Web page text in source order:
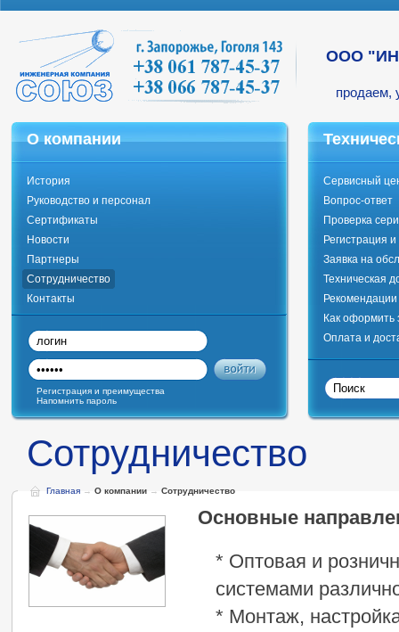
ООО
продаем,
О компании
История
Руководство и персонал
Сертификаты
Новости
Партнеры
Сотрудничество
Контакты
Сервисный
Вопрос-ответ
Проверка
Регистрация
Заявка на
Техническая
Как оформить
Оплата и
Регистрация и преимущества
Напомнить пароль
Сотрудничество
Главная → О компании → Сотрудничество
Основные
* Оптовая и
системами
* Монтаж,